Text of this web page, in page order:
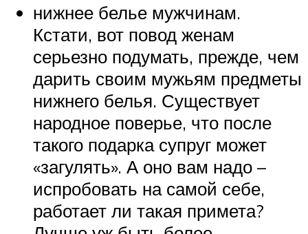
нижнее белье мужчинам.
Кстати, вот повод женам
серьезно подумать, прежде, чем
дарить своим мужьям предметы
нижнего белья. Существует
народное поверье, что после
такого подарка супруг может
«загулять». А оно вам надо –
испробовать на самой себе,
работает ли такая примета?